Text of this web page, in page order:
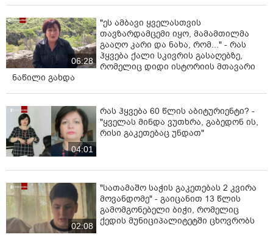
06:28
"ეს ამბავი ყველასთვის
თავზარდამცემი იყო, მამამთილმა
გააღო კარი და ნახა, რომ..." - რას
ჰყვება ქალი სკივრის გასაღებზე,
რომელიც დიდი ისტორიის მთავარი
ნაწილი გახდა
04:01
რას ჰყვება 60 წლის აბიტურიენტი? -
"ყველას მინდა ვუთხრა, გაბედონ ის,
რისი გაკეთებაც უნდათ"
02:08
"სათამაშო საჭის გაკეთებას 2 კვირა
მოვანდომე" - გაიცანით 13 წლის
გამომგონებელი ბიჭი, რომელიც
ქედის მუნიციპალიტეტში ცხოვრობს